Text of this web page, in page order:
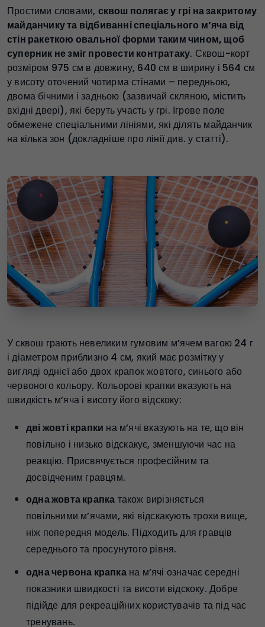
Простими словами, сквош полягає у грі на закритому
майданчику та відбиванні спеціального м’яча від
стін ракеткою овальної форми таким чином, щоб
суперник не зміг провести контратаку. Сквош-корт
розміром 975 см в довжину, 640 см в ширину і 564 см
у висоту оточений чотирма стінами – передньою,
двома бічними і задньою (зазвичай скляною, містить
вхідні двері), які беруть участь у грі. Ігрове поле
обмежене спеціальними лініями, які ділять майданчик
на кілька зон (докладніше про лінії див. у статті).
У сквош грають невеликим гумовим м’ячем вагою 24 г
і діаметром приблизно 4 см, який має розмітку у
вигляді однієї або двох крапок жовтого, синього або
червоного кольору. Кольорові крапки вказують на
швидкість м’яча і висоту його відскоку:
дві жовті крапки на м’ячі вказують на те, що він
повільно і низько відскакує, зменшуючи час на
реакцію. Присвячується професійним та
досвідченим гравцям.
одна жовта крапка також вирізняється
повільними м’ячами, які відскакують трохи вище,
ніж попередня модель. Підходить для гравців
середнього та просунутого рівня.
одна червона крапкана м’ячі означає середні
показники швидкості та висоти відскоку. Добре
підійде для рекреаційних користувачів та під час
тренувань.